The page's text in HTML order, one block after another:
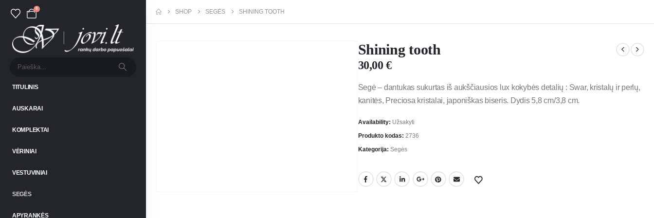
0
TITULINIS
AUSKARAI
KOMPLEKTAI
VĖRINIAI
VESTUVINIAI
SEGĖS
APYRANKĖS
SHOP SEGĖS SHINING TOOTH
Shining tooth
30,00 €
Segė – dantukas sukurtas iš aukščiausios lux kokybės detalių : Swar, kristalų ir perlų,
kanitės, Preciosa kristalai, japoniškas biseris. Dydis 5,8 cm/3,8 cm.
Availability: Užsakyti
Produkto kodas: 2736
Kategorija: Segės